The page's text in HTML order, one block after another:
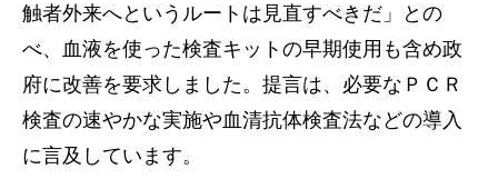
触者外来へというルートは見直すべきだ」との
べ、血液を使った検査キットの早期使用も含め政
府に改善を要求しました。提言は、必要なＰＣＲ
検査の速やかな実施や血清抗体検査法などの導入
に言及しています。